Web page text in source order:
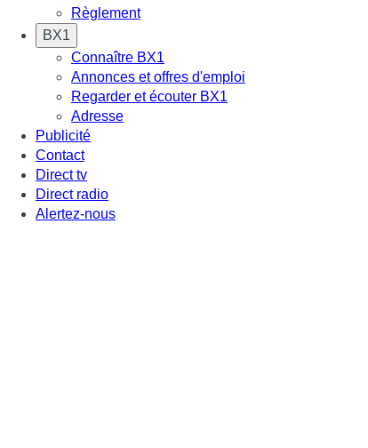
Règlement
BX1
Connaître BX1
Annonces et offres d'emploi
Regarder et écouter BX1
Adresse
Publicité
Contact
Direct tv
Direct radio
Alertez-nous